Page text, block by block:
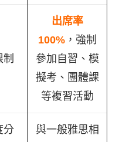
出席率
100%，強制
參加自習、模
擬考、團體課
等複習活動
分
與一般雅思相